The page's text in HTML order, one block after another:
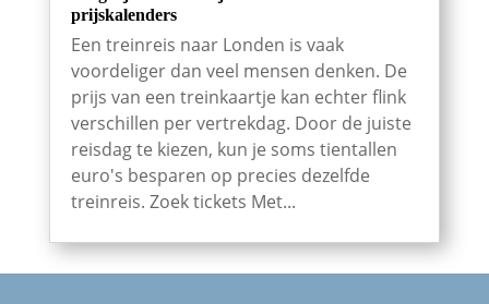
prijskalenders
Een treinreis naar Londen is vaak
voordeliger dan veel mensen denken. De
prijs van een treinkaartje kan echter flink
verschillen per vertrekdag. Door de juiste
reisdag te kiezen, kun je soms tientallen
euro's besparen op precies dezelfde
treinreis. Zoek tickets Met...